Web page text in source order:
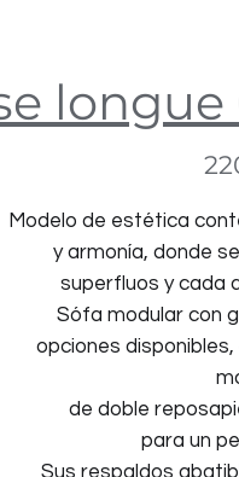
Modelo de estética
y armonía, donde
superfluos y cada
Sófa modular con
opciones
de doble
para un
Sus respaldos